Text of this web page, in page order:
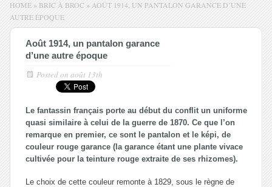
HOME » BRIC À BROC » AOÛT 1914, UN PANTALON GARANCE D’UNE
AUTRE ÉPOQUE
Août 1914, un pantalon garance
d’une autre époque
Posted on août 13th
Le fantassin français porte au début du conflit un uniforme
quasi similaire à celui de la guerre de 1870. Ce que l’on
remarque en premier, ce sont le pantalon et le képi, de
couleur rouge garance (la garance étant une plante vivace
cultivée pour la teinture rouge extraite de ses rhizomes).
Le choix de cette couleur remonte à 1829, sous le règne de